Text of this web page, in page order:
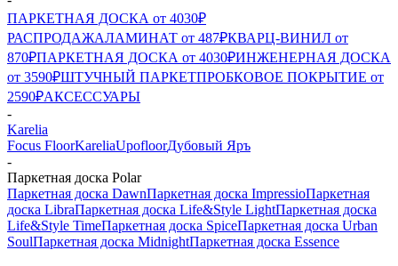
ПАРКЕТНАЯ ДОСКА от 4030₽
РАСПРОДАЖАЛАМИНАТ от 487₽КВАРЦ-ВИНИЛ от
870₽ПАРКЕТНАЯ ДОСКА от 4030₽ИНЖЕНЕРНАЯ ДОСКА
от 3590₽ШТУЧНЫЙ ПАРКЕТПРОБКОВОЕ ПОКРЫТИЕ от
2590₽АКСЕССУАРЫ
-
Karelia
Focus FloorKareliaUpofloorДубовый Яръ
-
Паркетная доска Polar
Паркетная доска DawnПаркетная доска ImpressioПаркетная
доска LibraПаркетная доска Life&Style LightПаркетная доска
Life&Style TimeПаркетная доска SpiceПаркетная доска Urban
SoulПаркетная доска MidnightПаркетная доска Essence